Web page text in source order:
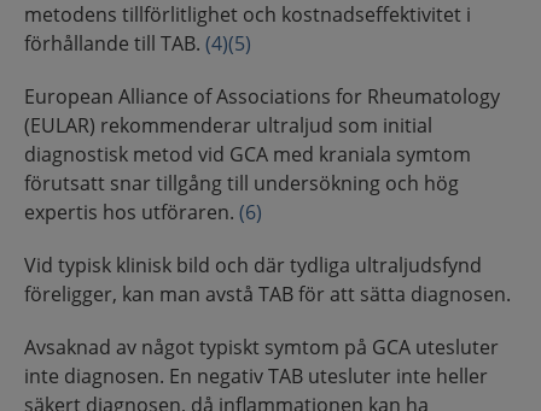
metodens tillförlitlighet och kostnadseffektivitet i
förhållande till TAB. (4)(5)
European Alliance of Associations for Rheumatology
(EULAR) rekommenderar ultraljud som initial
diagnostisk metod vid GCA med kraniala symtom
förutsatt snar tillgång till undersökning och hög
expertis hos utföraren. (6)
Vid typisk klinisk bild och där tydliga ultraljudsfynd
föreligger, kan man avstå TAB för att sätta diagnosen.
Avsaknad av något typiskt symtom på GCA utesluter
inte diagnosen. En negativ TAB utesluter inte heller
säkert diagnosen, då inflammationen kan ha